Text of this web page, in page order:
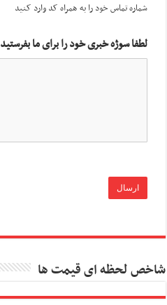
شماره تماس خود را به همراه کد وارد کنید
لطفا سوژه خبری خود را برای ما بفرستید
شاخص لحظه ای قیمت ها